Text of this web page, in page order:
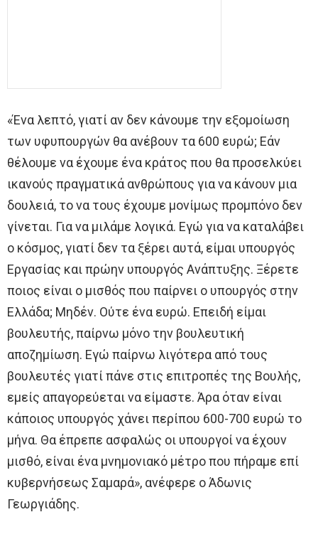
«Ένα λεπτό, γιατί αν δεν κάνουμε την εξομοίωση
των υφυπουργών θα ανέβουν τα 600 ευρώ; Εάν
θέλουμε να έχουμε ένα κράτος που θα προσελκύει
ικανούς πραγματικά ανθρώπους για να κάνουν μια
δουλειά, το να τους έχουμε μονίμως προμπόνο δεν
γίνεται. Για να μιλάμε λογικά. Εγώ για να καταλάβει
ο κόσμος, γιατί δεν τα ξέρει αυτά, είμαι υπουργός
Εργασίας και πρώην υπουργός Ανάπτυξης. Ξέρετε
ποιος είναι ο μισθός που παίρνει ο υπουργός στην
Ελλάδα; Μηδέν. Ούτε ένα ευρώ. Επειδή είμαι
βουλευτής, παίρνω μόνο την βουλευτική
αποζημίωση. Εγώ παίρνω λιγότερα από τους
βουλευτές γιατί πάνε στις επιτροπές της Βουλής,
εμείς απαγορεύεται να είμαστε. Άρα όταν είναι
κάποιος υπουργός χάνει περίπου 600-700 ευρώ το
μήνα. Θα έπρεπε ασφαλώς οι υπουργοί να έχουν
μισθό, είναι ένα μνημονιακό μέτρο που πήραμε επί
κυβερνήσεως Σαμαρά», ανέφερε ο Άδωνις
Γεωργιάδης.